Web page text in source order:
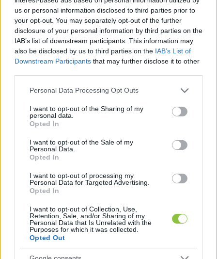
us or personal information disclosed to third parties prior to
your opt-out. You may separately opt-out of the further
disclosure of your personal information by third parties on the
IAB’s list of downstream participants. This information may
also be disclosed by us to third parties on the IAB’s List of
Downstream Participants that may further disclose it to other
Please note that this website/app uses one or more Google
not limited to your visit or usage behaviour. You may click to
grant or deny consent to Google and its third-party tags to
use your data for below specified purposes in below Google
consent section.
Personal Data Processing Opt Outs
I want to opt-out of the Sharing of my
personal data.
Opted In
I want to opt-out of the Sale of my
Personal Data.
Opted In
I want to opt-out of processing my
Personal Data for Targeted Advertising.
Opted In
I want to opt-out of Collection, Use,
Retention, Sale, and/or Sharing of my
Personal Data that Is Unrelated with the
Purposes for which it was collected.
Opted Out
kialakítására elnyert, 100 millió forintos
támogatású projekt is. A természetalapú
megoldás célja, hogy a hirtelen lezúduló
csapadék egy részét helyben tartsa és
zöldfelületeket. A projektgazdák szerint ezek
nemcsak a vízelvezetési problémák
enyhítésében segíthetnek, hanem élhetőbbé és
zöldebbé tehetik a városrészt is.